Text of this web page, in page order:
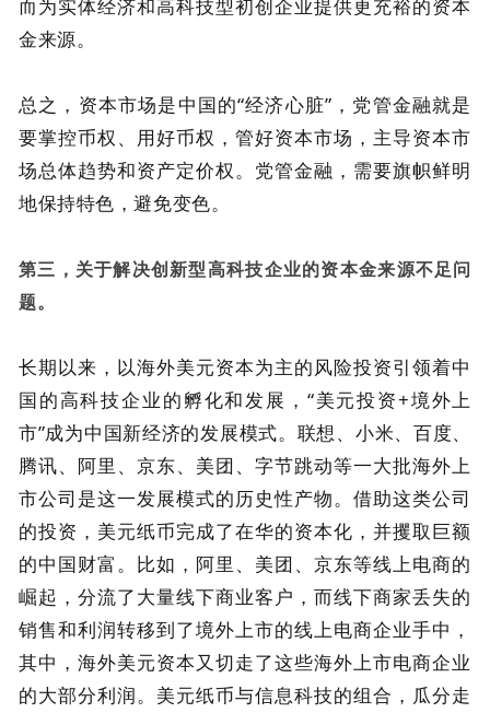
而为实体经济和高科技型初创企业提供更充裕的资本
金来源。
总之，资本市场是中国的“经济心脏”，党管金融就是
要掌控币权、用好币权，管好资本市场，主导资本市
场总体趋势和资产定价权。党管金融，需要旗帜鲜明
地保持特色，避免变色。
第三，关于解决创新型高科技企业的资本金来源不足问
题。
长期以来，以海外美元资本为主的风险投资引领着中
国的高科技企业的孵化和发展，“美元投资+境外上
市”成为中国新经济的发展模式。联想、小米、百度、
腾讯、阿里、京东、美团、字节跳动等一大批海外上
市公司是这一发展模式的历史性产物。借助这类公司
的投资，美元纸币完成了在华的资本化，并攫取巨额
的中国财富。比如，阿里、美团、京东等线上电商的
崛起，分流了大量线下商业客户，而线下商家丢失的
销售和利润转移到了境外上市的线上电商企业手中，
其中，海外美元资本又切走了这些海外上市电商企业
的大部分利润。美元纸币与信息科技的组合，瓜分走